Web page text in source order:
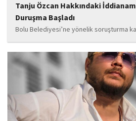
Tanju Özcan Hakkındaki
Duruşma Başladı
Bolu Belediyesi’ne yönelik soruşturma
belediye başkanlığı görevinden
aralarında bulunduğu 6’sı tutuklu 19
başladı.